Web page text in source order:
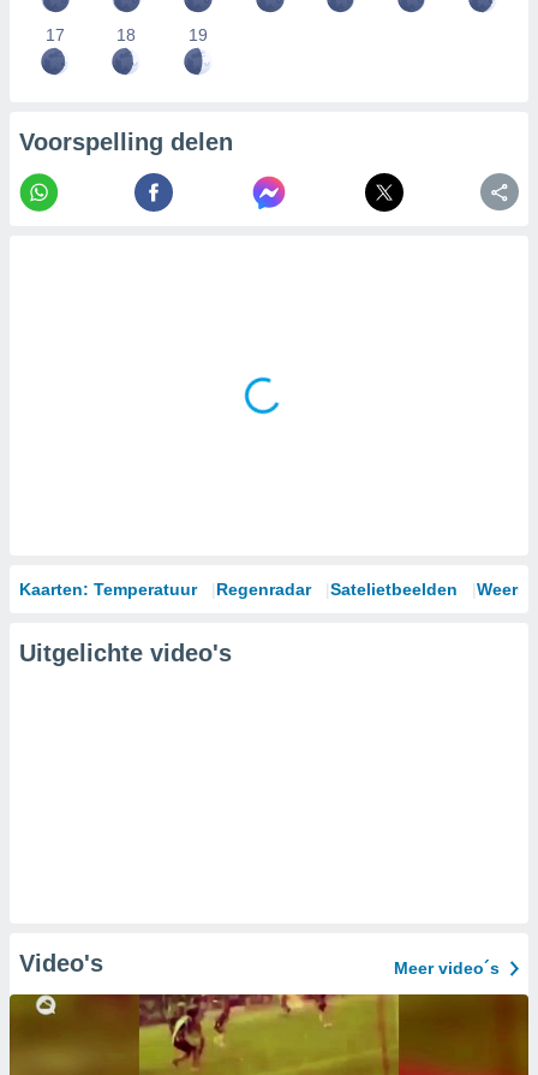
17 18 19
Voorspelling delen
Kaarten: Temperatuur Regenradar Satelietbeelden
Uitgelichte video's
Video's Meer video´s